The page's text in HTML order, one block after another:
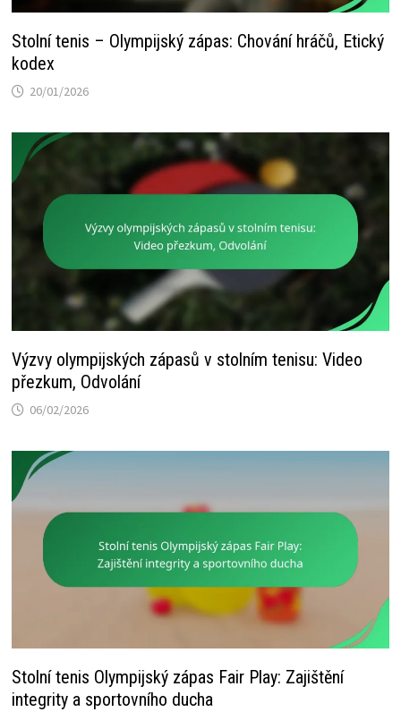
Stolní tenis – Olympijský zápas: Chování hráčů, Etický
kodex
20/01/2026
Výzvy olympijských zápasů v stolním tenisu: Video
přezkum, Odvolání
06/02/2026
Stolní tenis Olympijský zápas Fair Play: Zajištění
integrity a sportovního ducha